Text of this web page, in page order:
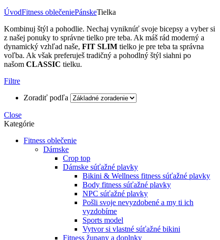
ÚvodFitness oblečeniePánskeTielka
Kombinuj štýl a pohodlie. Nechaj vyniknúť svoje bicepsy a vyber si
z našej ponuky to správne tielko pre teba. Ak máš rád moderný a
dynamický vzhľad naše, FIT SLIM tielko je pre teba ta správna
voľba. Ak však preferuješ tradičný a pohodlný štýl siahni po
našom CLASSIC tielku.
Filtre
Zoradiť podľa
Close
Kategórie
Fitness oblečenie
Dámske
Crop top
Dámske súťažné plavky
Bikini & Wellness fitness súťažné plavky
Body fitness súťažné plavky
NPC súťažné plavky
Pošli svoje nevyzdobené a my ti ich
vyzdobíme
Sports model
Vytvor si vlastné súťažné bikini
Fitness župany a doplnky